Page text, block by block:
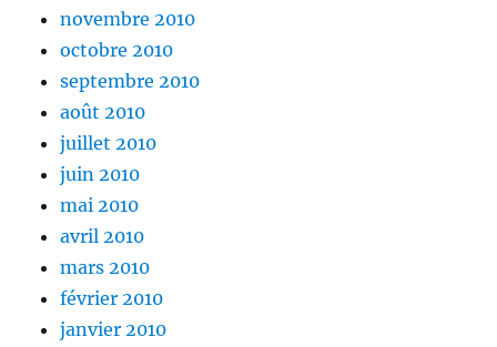
novembre 2010
octobre 2010
septembre 2010
août 2010
juillet 2010
juin 2010
mai 2010
avril 2010
mars 2010
février 2010
janvier 2010